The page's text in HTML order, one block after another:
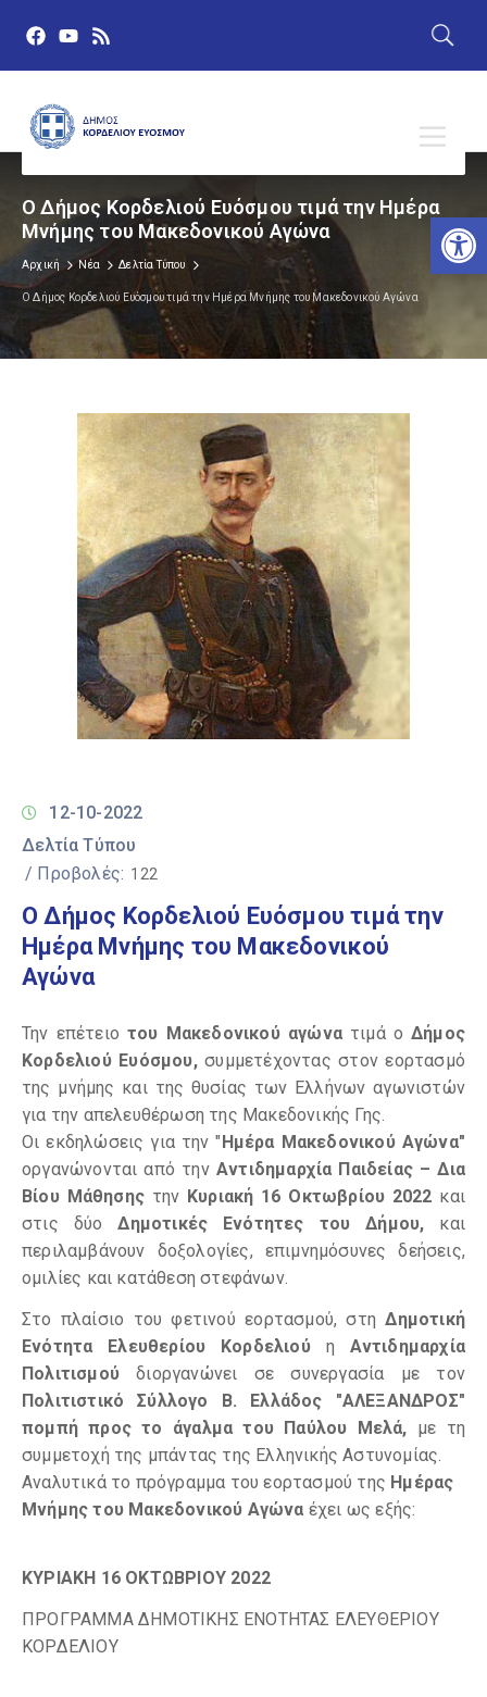
Ο Δήμος Κορδελιού Ευόσμου τιμά την Ημέρα
Μνήμης του Μακεδονικού Αγώνα
Αρχική Νέα Δελτία Τύπου
Ο Δήμος Κορδελιού Ευόσμου τιμά την Ημέρα Μνήμης του Μακεδονικού Αγώνα
12-10-2022
Δελτία Τύπου
/ Προβολές: 122
Ο Δήμος Κορδελιού Ευόσμου τιμά την
Ημέρα Μνήμης του Μακεδονικού
Αγώνα
Την επέτειο του Μακεδονικού αγώνατιμά ο Δήμος
Κορδελιού Ευόσμου,συμμετέχοντας στον εορτασμό
της μνήμης και της θυσίας των Ελλήνων αγωνιστών
για την απελευθέρωση της Μακεδονικής Γης.
Οι εκδηλώσεις για την "Ημέρα Μακεδονικού Αγώνα"
οργανώνονται από την Αντιδημαρχία Παιδείας – Δια
Βίου Μάθησηςτην Κυριακή 16 Οκτωβρίου 2022 και
στις δύοΔημοτικές Ενότητες του Δήμου, και
περιλαμβάνουν δοξολογίες, επιμνημόσυνες δεήσεις,
ομιλίες και κατάθεση στεφάνων.
Στο πλαίσιο του φετινού εορτασμού, στηΔημοτική
Ενότητα Ελευθερίου Κορδελιούη Αντιδημαρχία
Πολιτισμού διοργανώνει σε συνεργασία με τον
ΠολιτιστικόΣύλλογο Β. Ελλάδος "ΑΛΕΞΑΝΔΡΟΣ"
πομπήπρος το άγαλμα του Παύλου Μελά, με τη
συμμετοχή της μπάντας της Ελληνικής Αστυνομίας.
Αναλυτικά το πρόγραμμα του εορτασμού της Ημέρας
Μνήμης του Μακεδονικού Αγώνα έχει ως εξής:
ΚΥΡΙΑΚΗ 16 ΟΚΤΩΒΡΙΟΥ 2022
ΠΡΟΓΡΑΜΜΑ ΔΗΜΟΤΙΚΗΣ ΕΝΟΤΗΤΑΣ ΕΛΕΥΘΕΡΙΟΥ
ΚΟΡΔΕΛΙΟΥ